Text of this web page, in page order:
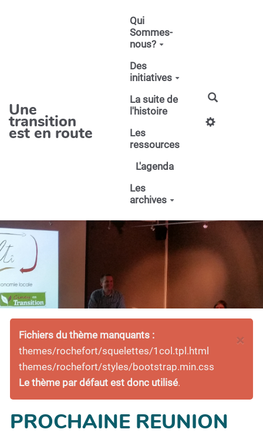
Une
transition
est en route
Qui
Sommes-
nous?
Des
initiatives
La suite de
l'histoire
Les
ressources
L'agenda
Les
archives
×
Fichiers du thème manquants :
themes/rochefort/squelettes/1col.tpl.html
themes/rochefort/styles/bootstrap.min.css
Le thème par défaut est donc utilisé.
PROCHAINE REUNION